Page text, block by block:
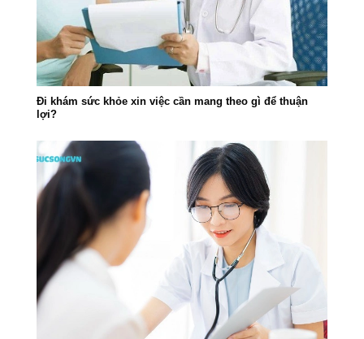
Đi khám sức khỏe xin việc cần mang theo gì để thuận
lợi?